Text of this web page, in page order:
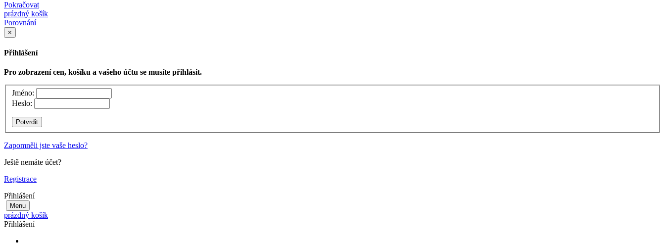
Pokračovat
prázdný košík
Porovnání
×
Přihlášení
Pro zobrazení cen, košíku a vašeho účtu se musíte přihlásit.
Jméno:
Heslo:
Zapomněli jste vaše heslo?
Ještě nemáte účet?
Registrace
Přihlášení
Menu
prázdný košík
Přihlášení